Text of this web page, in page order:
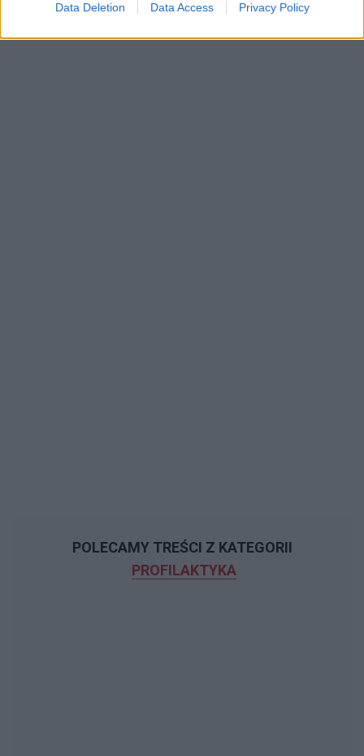
Data Deletion Data Access Privacy Policy
POLECAMY TREŚCI Z KATEGORII
PROFILAKTYKA